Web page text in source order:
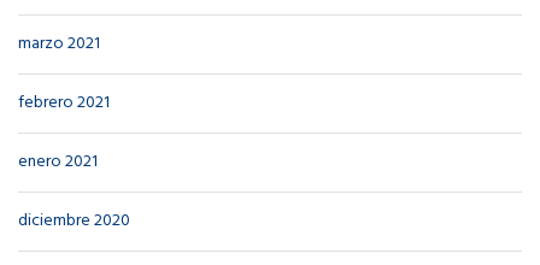
marzo 2021
febrero 2021
enero 2021
diciembre 2020